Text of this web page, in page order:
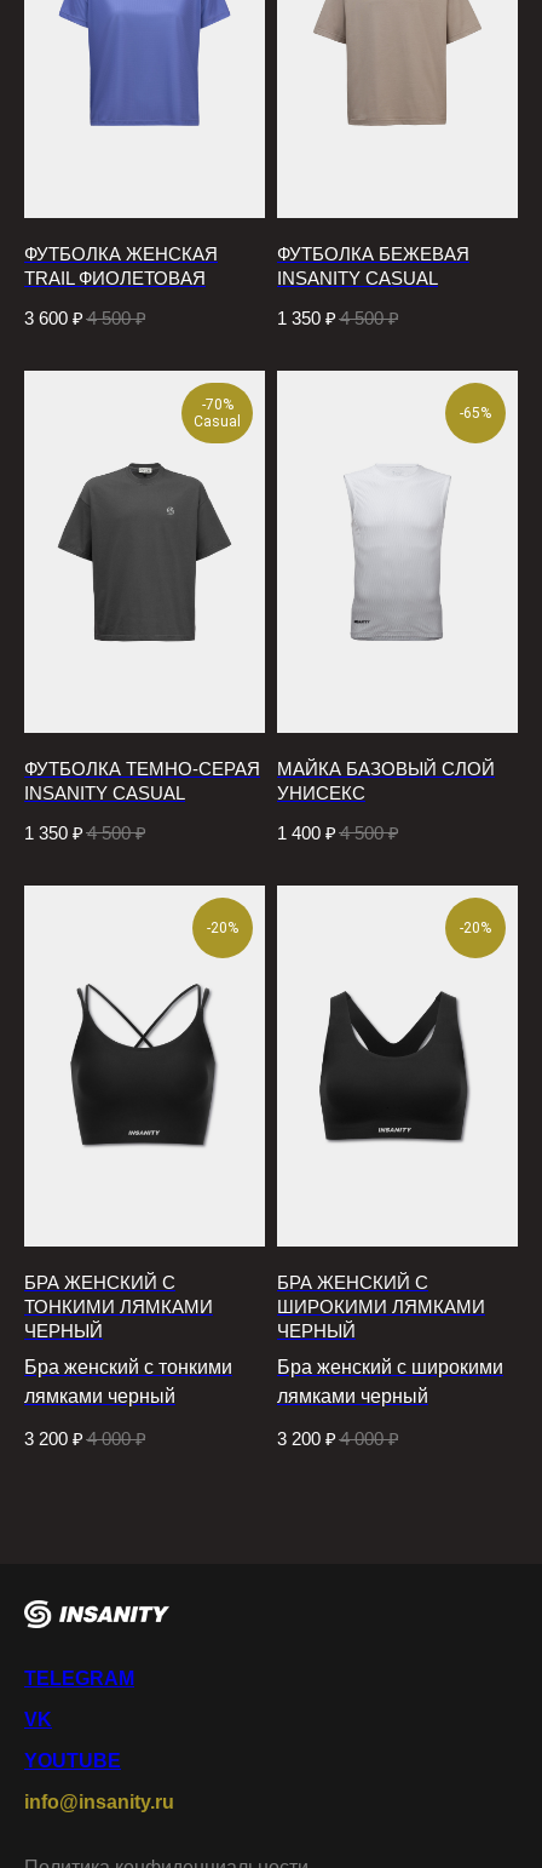
ФУТБОЛКА ЖЕНСКАЯ
TRAIL ФИОЛЕТОВАЯ
3 600 ₽ 4 500 ₽
ФУТБОЛКА БЕЖЕВАЯ
INSANITY CASUAL
1 350 ₽ 4 500 ₽
-70%
Casual
ФУТБОЛКА ТЕМНО-СЕРАЯ
INSANITY CASUAL
1 350 ₽ 4 500 ₽
-65%
МАЙКА БАЗОВЫЙ СЛОЙ
УНИСЕКС
1 400 ₽ 4 500 ₽
-20%
БРА ЖЕНСКИЙ С
ТОНКИМИ ЛЯМКАМИ
ЧЕРНЫЙ
Бра женский с тонкими
лямками черный
3 200 ₽ 4 000 ₽
-20%
БРА ЖЕНСКИЙ С
ШИРОКИМИ ЛЯМКАМИ
ЧЕРНЫЙ
Бра женский с широкими
лямками черный
3 200 ₽ 4 000 ₽
TELEGRAM
VK
YOUTUBE
info@insanity.ru